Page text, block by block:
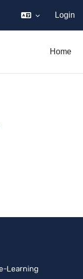
Login
Home